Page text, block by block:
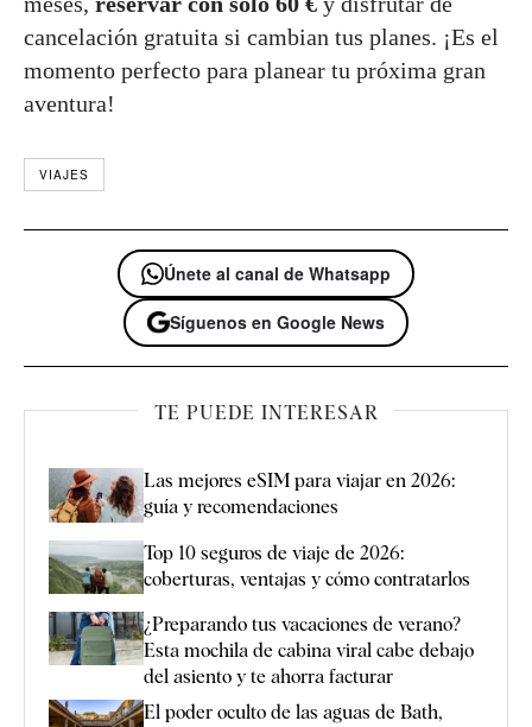
cancelación gratuita si cambian tus planes. ¡Es el
momento perfecto para planear tu próxima gran
aventura!
VIAJES
Únete al canal de Whatsapp
Síguenos en Google News
TE PUEDE INTERESAR
Las mejores eSIM para viajar en 2026:
guía y recomendaciones
Top 10 seguros de viaje de 2026:
coberturas, ventajas y cómo contratarlos
¿Preparando tus vacaciones de verano?
Esta mochila de cabina viral cabe debajo
del asiento y te ahorra facturar
El poder oculto de las aguas de Bath,